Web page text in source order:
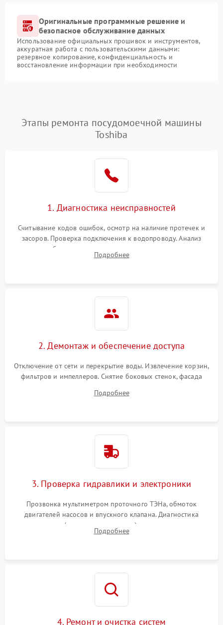
Оригинальные программные решение и
безопасное обслуживание данных
Использование официальных прошивок и инструментов,
аккуратная работа с пользовательскими данными:
резервное копирование, конфиденциальность и
восстановление информации при необходимости
Этапы ремонта посудомоечной машины
Toshiba
1. Диагностика неисправностей
Считывание кодов ошибок, осмотр на наличие протечек и
засоров. Проверка подключения к водопроводу. Анализ
жалоб на отсутствие слива, нагрева, вращения
разбрызгивателей или срабатывание системы защиты
Подробнее
2. Демонтаж и обеспечение доступа
Отключение от сети и перекрытие воды. Извлечение корзин,
фильтров и импеллеров. Снятие боковых стенок, фасада
циркуляционному насосу, ТЭНу и сливной помпе.
Подробнее
3. Проверка гидравлики и электроники
Прозвонка мультиметром проточного ТЭНа, обмоток
двигателей насосов и впускного клапана. Диагностика
прессостата (датчика уровня воды), датчика мутности,
концевика дверцы и электронного модуля управления.
Подробнее
4. Ремонт и очистка систем